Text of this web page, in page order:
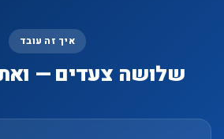
איך זה עובד
שלושה צעדים —